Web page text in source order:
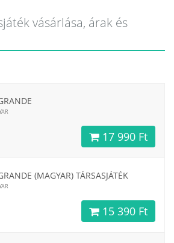
vásárlása, árak és
17 990 Ft
(MAGYAR) TÁRSASJÁTÉK
15 390 Ft